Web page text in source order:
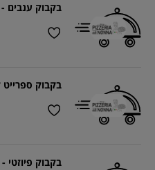
בקבוק ענבים - 1.5 ליטר
בקבוק ספרייט זירו -
בקבוק פיוזטי - 1.5 ליטר